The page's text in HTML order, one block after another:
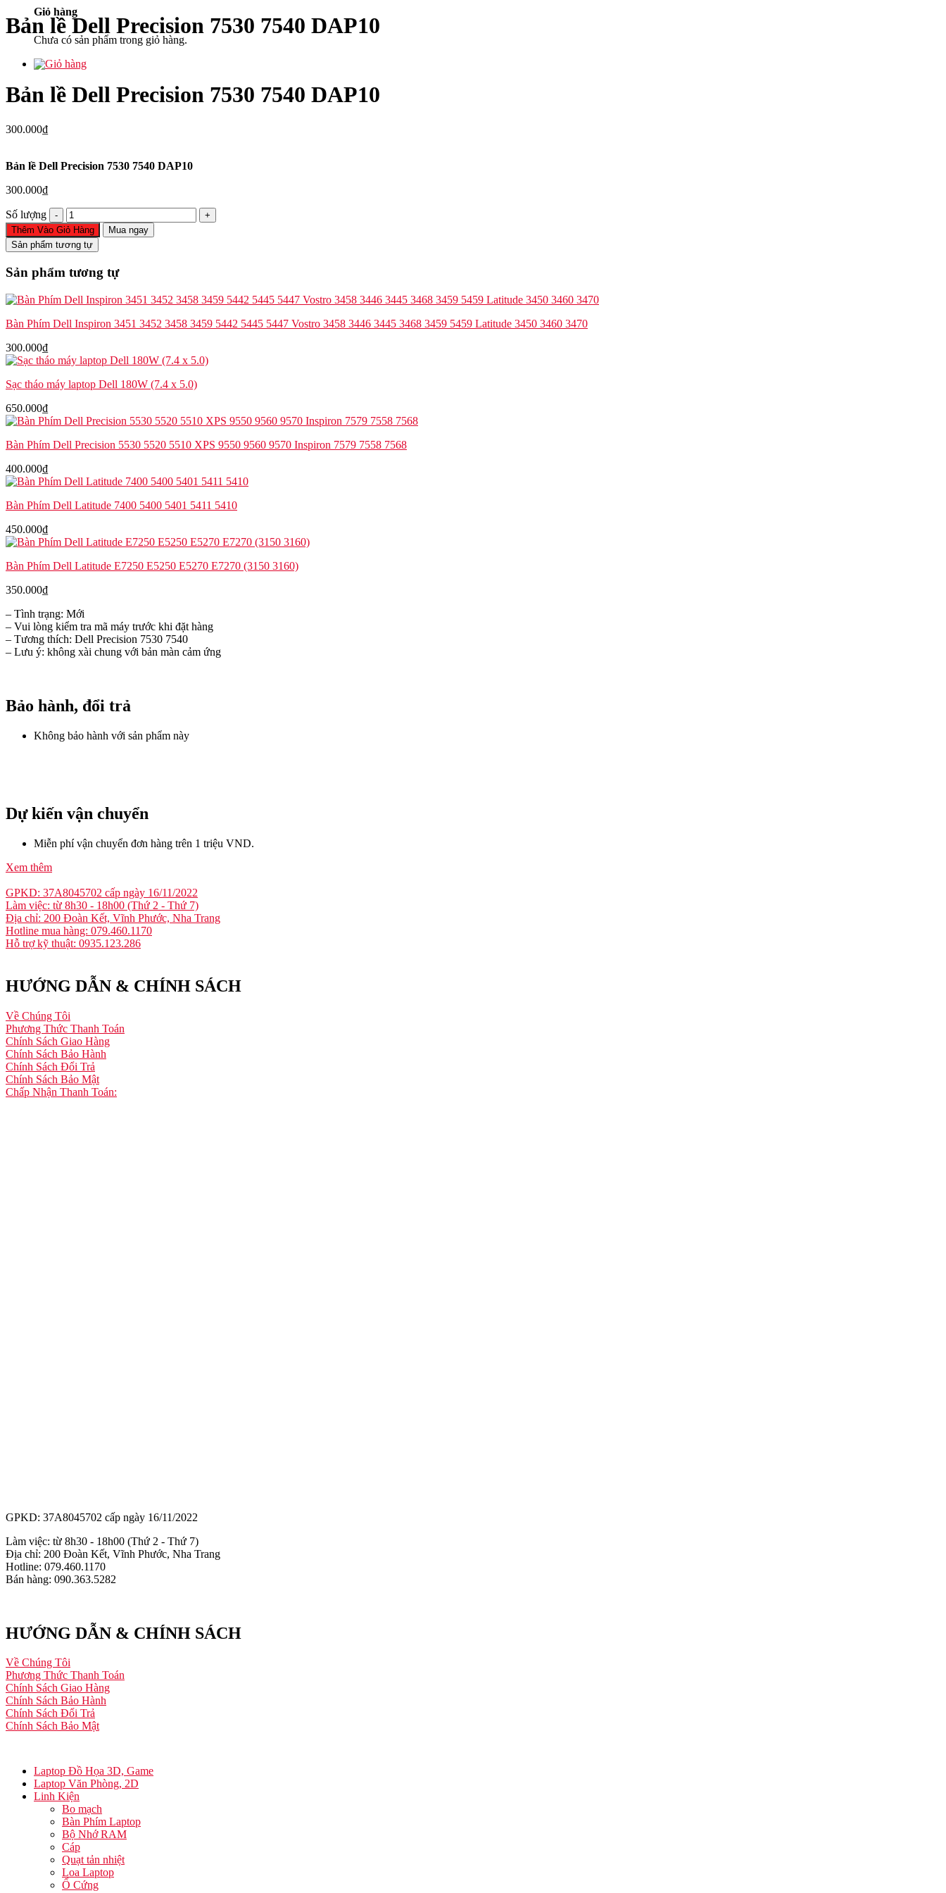
Giỏ hàng
Chưa có sản phẩm trong giỏ hàng.
Bản lề Dell Precision 7530 7540 DAP10
Bản lề Dell Precision 7530 7540 DAP10
300.000₫
Bản lề Dell Precision 7530 7540 DAP10
300.000₫
Số lượng
Bản
lề
Dell
Precision
7540
số
Thêm Vào Giỏ Hàng
Mua ngay
Sản phẩm tương tự
Sản phẩm tương tự
Bàn Phím Dell Inspiron 3451 3452 3458 3459 5442 5445 5447 Vostro 3458 3446 3445 3468 3459 5459 Latitude 3450 3460 3470
300.000₫
Sạc tháo máy laptop Dell 180W (7.4 x 5.0)
650.000₫
Bàn Phím Dell Precision 5530 5520 5510 XPS 9550 9560 9570 Inspiron 7579 7558 7568
400.000₫
Bàn Phím Dell Latitude 7400 5400 5401 5411 5410
450.000₫
Bàn Phím Dell Latitude E7250 E5250 E5270 E7270 (3150 3160)
350.000₫
– Tình trạng: Mới
– Vui lòng kiểm tra mã máy trước khi đặt hàng
– Tương thích: Dell Precision 7530 7540
– Lưu ý: không xài chung với bản màn cảm ứng
Bảo hành, đổi trả
Không bảo hành với sản phẩm này
Dự kiến vận chuyển
Miễn phí vận chuyển đơn hàng trên 1 triệu VND.
Xem thêm
GPKD: 37A8045702 cấp ngày 16/11/2022
Làm việc: từ 8h30 - 18h00 (Thứ 2 - Thứ 7)
Địa chỉ: 200 Đoàn Kết, Vĩnh Phước, Nha Trang
Hotline mua hàng: 079.460.1170
Hỗ trợ kỹ thuật: 0935.123.286
HƯỚNG DẪN & CHÍNH SÁCH
Về Chúng Tôi
Phương Thức Thanh Toán
Chính Sách Giao Hàng
Chính Sách Bảo Hành
Chính Sách Đổi Trả
Chính Sách Bảo Mật
Chấp Nhận Thanh Toán:
GPKD: 37A8045702 cấp ngày 16/11/2022
Làm việc: từ 8h30 - 18h00 (Thứ 2 - Thứ 7)
Địa chỉ: 200 Đoàn Kết, Vĩnh Phước, Nha Trang
Hotline: 079.460.1170
Bán hàng: 090.363.5282
HƯỚNG DẪN & CHÍNH SÁCH
Về Chúng Tôi
Phương Thức Thanh Toán
Chính Sách Giao Hàng
Chính Sách Bảo Hành
Chính Sách Đổi Trả
Chính Sách Bảo Mật
Laptop Đồ Họa 3D, Game
Laptop Văn Phòng, 2D
Linh Kiện
Bo mạch
Bàn Phím Laptop
Bộ Nhớ RAM
Cáp
Quạt tản nhiệt
Loa Laptop
Ổ Cứng